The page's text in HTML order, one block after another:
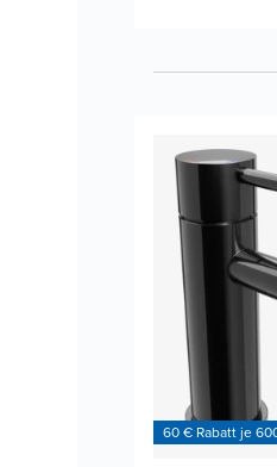
60 € Rabatt je